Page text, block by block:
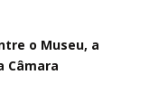
o Museu, a
Câmara